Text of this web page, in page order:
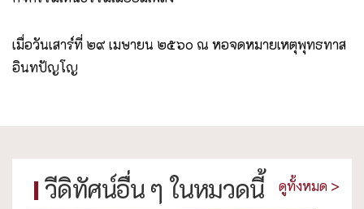
เมื่อวันเสาร์ที่ ๒๙ เมษายน ๒๕๖๐ ณ หอจดหมายเหตุพุทธทาส
อินทปัญโญ
วีดิทัศน์อื่น ๆ ในหมวดนี้ ดูทั้งหมด >